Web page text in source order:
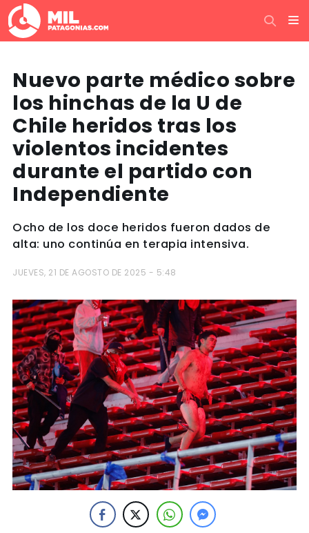
Nuevo parte médico sobre
los hinchas de la U de
Chile heridos tras los
violentos incidentes
durante el partido con
Independiente
Ocho de los doce heridos fueron dados de
alta: uno continúa en terapia intensiva.
JUEVES, 21 DE AGOSTO DE 2025 - 5:48